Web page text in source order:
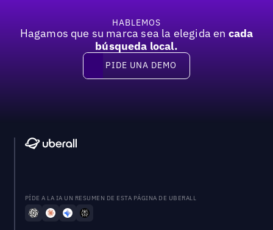
HABLEMOS
Hagamos que su marca sea la elegida en cada
búsqueda local.
Pide una demo
PIDE UNA DEMO
PÍDE A LA IA UN RESUMEN DE ESTA PÁGINA DE UBERALL